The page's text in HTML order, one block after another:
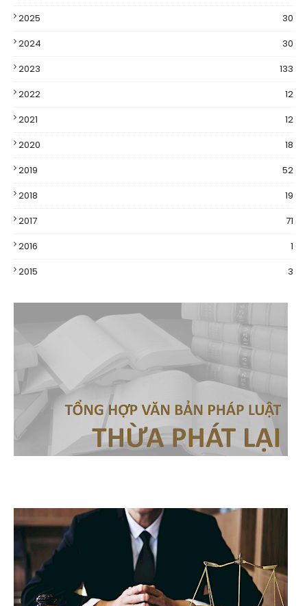
2025
30
2024
30
2023
133
2022
12
2021
12
2020
18
2019
52
2018
19
2017
71
2016
1
2015
3